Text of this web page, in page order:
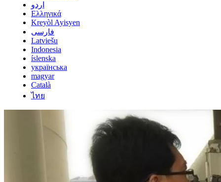
اردو
Ελληνικά
Kreyòl Ayisyen
فارسی
Latviešu
Indonesia
íslenska
українська
magyar
Català
ไทย